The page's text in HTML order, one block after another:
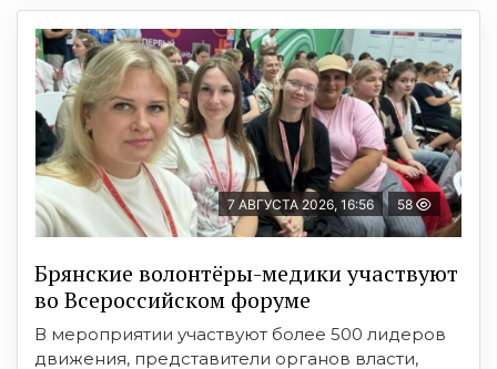
7 АВГУСТА 2026, 16:56 58
Брянские волонтёры-медики участвуют
во Всероссийском форуме
В мероприятии участвуют более 500 лидеров
движения, представители органов власти,